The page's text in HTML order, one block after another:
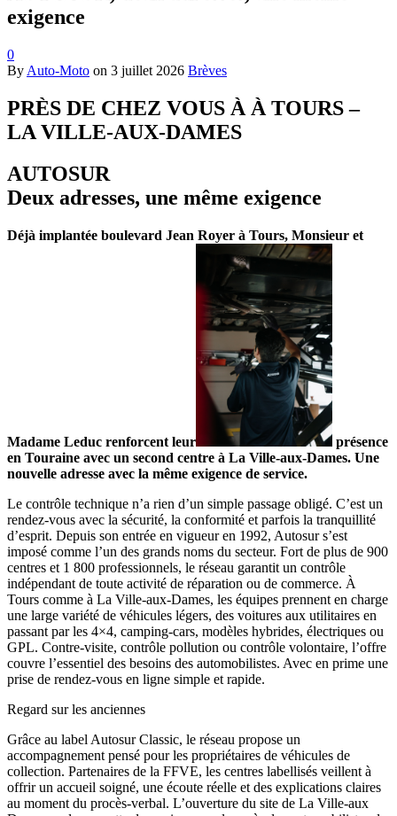
exigence
0
By Auto-Moto on 3 juillet 2026 Brèves
PRÈS DE CHEZ VOUS À À TOURS –
LA VILLE-AUX-DAMES
AUTOSUR
Deux adresses, une même exigence
Déjà implantée boulevard Jean Royer à Tours, Monsieur et
Madame Leduc renforcent leur
présence
en Touraine avec un second centre à La Ville-aux-Dames. Une
nouvelle adresse avec la même exigence de service.
Le contrôle technique n’a rien d’un simple passage obligé. C’est un
rendez-vous avec la sécurité, la conformité et parfois la tranquillité
d’esprit. Depuis son entrée en vigueur en 1992, Autosur s’est
imposé comme l’un des grands noms du secteur. Fort de plus de 900
centres et 1 800 professionnels, le réseau garantit un contrôle
indépendant de toute activité de réparation ou de commerce. À
Tours comme à La Ville-aux-Dames, les équipes prennent en charge
une large variété de véhicules légers, des voitures aux utilitaires en
passant par les 4×4, camping-cars, modèles hybrides, électriques ou
GPL. Contre-visite, contrôle pollution ou contrôle volontaire, l’offre
couvre l’essentiel des besoins des automobilistes. Avec en prime une
prise de rendez-vous en ligne simple et rapide.
Regard sur les anciennes
Grâce au label Autosur Classic, le réseau propose un
accompagnement pensé pour les propriétaires de véhicules de
collection. Partenaires de la FFVE, les centres labellisés veillent à
offrir un accueil soigné, une écoute réelle et des explications claires
au moment du procès-verbal. L’ouverture du site de La Ville-aux